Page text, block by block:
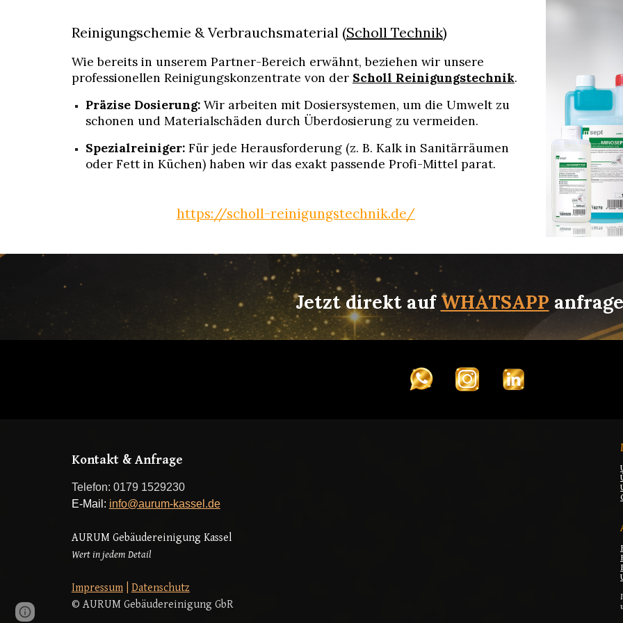
Reinigungschemie & Verbrauchsmaterial (Scholl Technik)
Wie bereits in unserem Partner-Bereich erwähnt, beziehen wir unsere
professionellen Reinigungskonzentrate von der Scholl Reinigungstechnik.
Präzise Dosierung:Wir arbeiten mit Dosiersystemen, um die Umwelt zu
schonen und Materialschäden durch Überdosierung zu vermeiden.
Spezialreiniger:Für jede Herausforderung (z. B. Kalk in Sanitärräumen
oder Fett in Küchen) haben wir das exakt passende Profi-Mittel parat.
https://scholl-reinigungstechnik.de/
Jetzt direkt auf WHATSAPP
Kontakt & Anfrage
Telefon: 0179 1529230
E-Mail: info@aurum-kassel.de
AURUM Gebäudereinigung Kassel
Wert in jedem Detail
Impressum| Datenschutz
© AURUM Gebäudereinigung GbR
Report abuse